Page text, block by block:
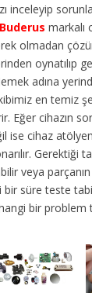
inceleyip
Buderus markalı
olmadan
oynatılıp
adına
en temiz
Eğer cihazın
ise cihaz
Gerektiği
veya parçanın
bir süre teste
bir